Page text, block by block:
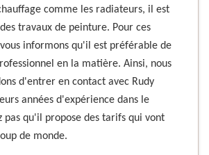
comme les radiateurs, il est
travaux de peinture. Pour ces
informons qu'il est préférable de
en la matière. Ainsi, nous
d'entrer en contact avec Rudy
années d'expérience dans le
pas qu'il propose des tarifs qui vont
de monde.